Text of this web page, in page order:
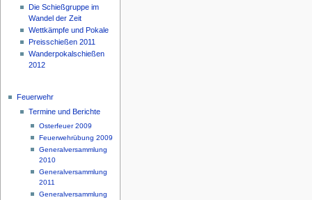
Die Schießgruppe im
Wandel der Zeit
Wettkämpfe und Pokale
Preisschießen 2011
Wanderpokalschießen
2012
Feuerwehr
Termine und Berichte
Osterfeuer 2009
Feuerwehrübung 2009
Generalversammlung
2010
Generalversammlung
2011
Generalversammlung